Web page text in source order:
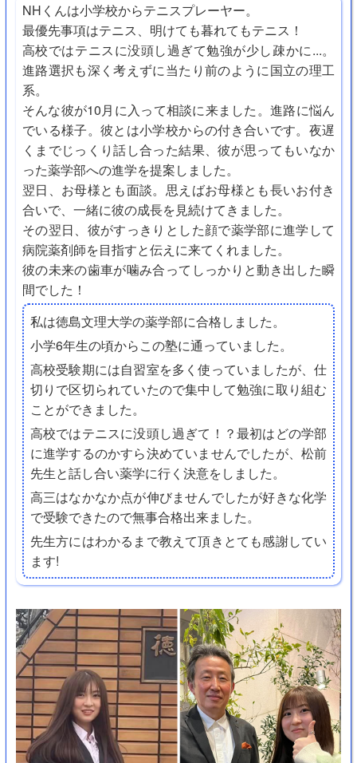
NHくんは小学校からテニスプレーヤー。
最優先事項はテニス、明けても暮れてもテニス！
高校ではテニスに没頭し過ぎて勉強が少し疎かに...。
進路選択も深く考えずに当たり前のように国立の理工
系。
そんな彼が10月に入って相談に来ました。進路に悩ん
でいる様子。彼とは小学校からの付き合いです。夜遅
くまでじっくり話し合った結果、彼が思ってもいなか
った薬学部への進学を提案しました。
翌日、お母様とも面談。思えばお母様とも長いお付き
合いで、一緒に彼の成長を見続けてきました。
その翌日、彼がすっきりとした顔で薬学部に進学して
病院薬剤師を目指すと伝えに来てくれました。
彼の未来の歯車が噛み合ってしっかりと動き出した瞬
間でした！
私は徳島文理大学の薬学部に合格しました。
小学6年生の頃からこの塾に通っていました。
高校受験期には自習室を多く使っていましたが、仕
切りで区切られていたので集中して勉強に取り組む
ことができました。
高校ではテニスに没頭し過ぎて！？最初はどの学部
に進学するのかすら決めていませんでしたが、松前
先生と話し合い薬学に行く決意をしました。
高三はなかなか点が伸びませんでしたが好きな化学
で受験できたので無事合格出来ました。
先生方にはわかるまで教えて頂きとても感謝してい
ます!